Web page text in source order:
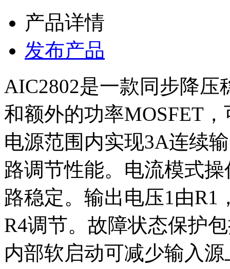
产品详情
发布产品
AIC2802是一款同步降压
和额外的功率MOSFET
电源范围内实现3A连续
路调节性能。电流模式
路稳定。输出电压1由R1
R4调节。故障状态保护
内部软启动可减少输入